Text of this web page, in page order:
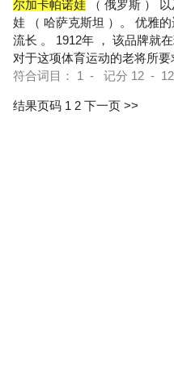
尔加卡帕诺娃 （ 俄罗斯 ）
娃 （ 哈萨克斯坦 ）。 优雅
流长 。 1912年 ， 该品牌就
对于这项体育运动的老将所要
符合词目： 1 - 记分 12 -
结果页码 1 2 下一页 >>